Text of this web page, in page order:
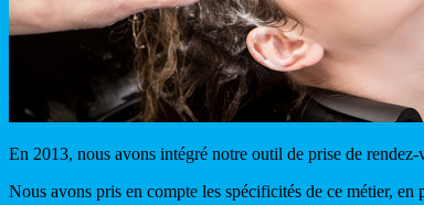
En 2013, nous avons intégré notre outil de prise de
Nous avons pris en compte les spécificités de ce métier,